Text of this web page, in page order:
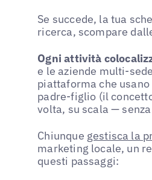
Se succede, la tua
ricerca, scompare
Ogni attività
e le aziende multi-
piattaforma che
padre-figlio (il
volta, su scala —
Chiunque gestisca la
marketing locale, un
questi passaggi: